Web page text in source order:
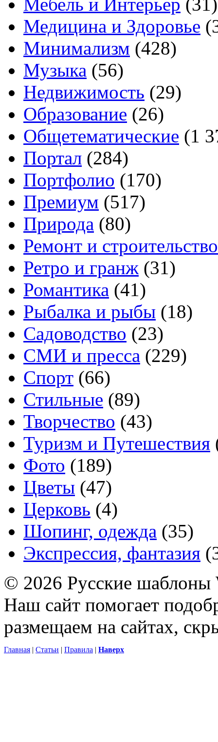
Мебель и Интерьер (31)
Медицина и Здоровье
Минимализм (428)
Музыка (56)
Недвижимость (29)
Образование (26)
Общетематические (1
Портал (284)
Портфолио (170)
Премиум (517)
Природа (80)
Ремонт и строительство
Ретро и гранж (31)
Романтика (41)
Рыбалка и рыбы (18)
Садоводство (23)
СМИ и пресса (229)
Спорт (66)
Стильные (89)
Творчество (43)
Туризм и Путешествия
Фото (189)
Цветы (47)
Церковь (4)
Шопинг, одежда (35)
Экспрессия, фантазия
© 2026 Русские шаблоны
Наш сайт помогает
размещаем на сайтах,
Главная | Статьи | Правила | Наверх